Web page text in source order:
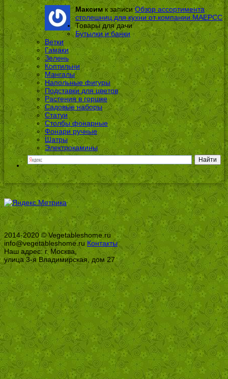
Максим к записиОбзор ассортимента
столешниц для кухни от компании МАЕРСС
Товары для дачи
Бутылки и банки
Ветки
Гамаки
Зелень
Коптильни
Мангалы
Напольные фигуры
Подставки для цветов
Растения в горшке
Садовые наборы
Статуи
Столбы фонарные
Фонари ручные
Шатры
Электрокамины
2014-2020 © Vegetableshome.ru
info@vegetableshome.ru Контакты
Наш адрес: г. Москва,
улица 3-я Владимирская, дом 27